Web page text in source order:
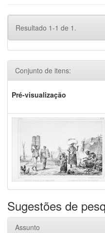
Resultado 1-1 de 1.
Conjunto de itens:
Pré-visualização
Sugestões de
Assunto